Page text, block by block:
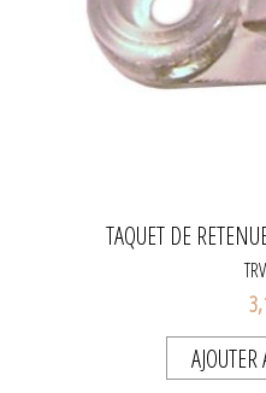
TAQUET DE